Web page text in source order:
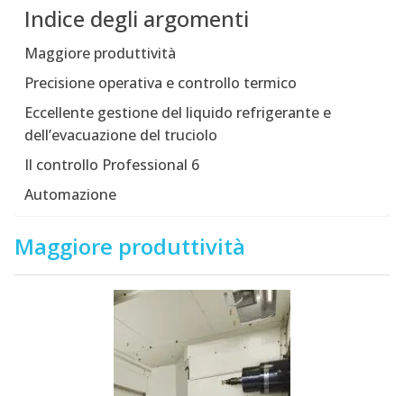
Indice degli argomenti
Maggiore produttività
Precisione operativa e controllo termico
Eccellente gestione del liquido refrigerante e
dell’evacuazione del truciolo
Il controllo Professional 6
Automazione
Maggiore produttività